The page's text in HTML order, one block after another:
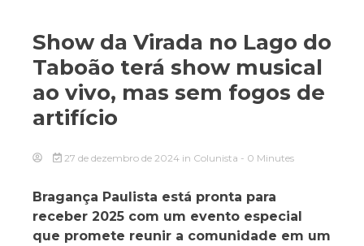
Show da Virada no Lago do
Taboão terá show musical
ao vivo, mas sem fogos de
artifício
27 de dezembro de 2024 in Colunista - 0 Minutes
Bragança Paulista está pronta para
receber 2025 com um evento especial
que promete reunir a comunidade em um